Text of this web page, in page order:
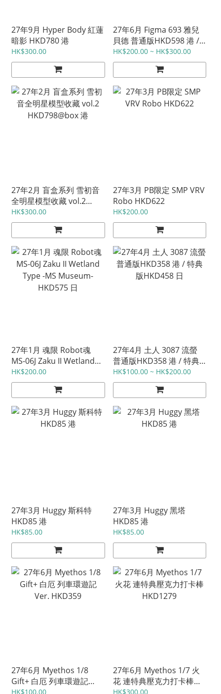
27年9月 Hyper Body 紅蓮
暗影 HKD780 港
HK$300.00
27年6月 Figma 693 雅兒
貝德 普通版HKD598 港 /
特典版HKD708 日
HK$200.00 ~ HK$300.00
27年2月 盲盒系列 雪初音
全明星模型收藏 vol.2
HKD798@box 港
HK$300.00
27年3月 PB限定 SMP VRV
Robo HKD622
HK$200.00
27年1月 魂限 Robot魂
MS-06J Zaku II Wetland
Type -MS Museum-
HKD575 日
HK$200.00
27年4月 土人 3087 流螢
普通版HKD358 港 / 特典
版HKD458 日
HK$100.00 ~ HK$200.00
27年3月 Huggy 斯科特
HKD85 港
HK$85.00
27年3月 Huggy 黑塔
HKD85 港
HK$85.00
27年6月 Myethos 1/8
Gift+ 白厄 列車環遊記
HK$100.00
27年6月 Myethos 1/7 火
花 連特典壓克力打卡棒
HK$300.00